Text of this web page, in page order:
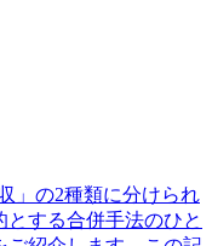
」の2種類に分けられ
する合併手法のひと